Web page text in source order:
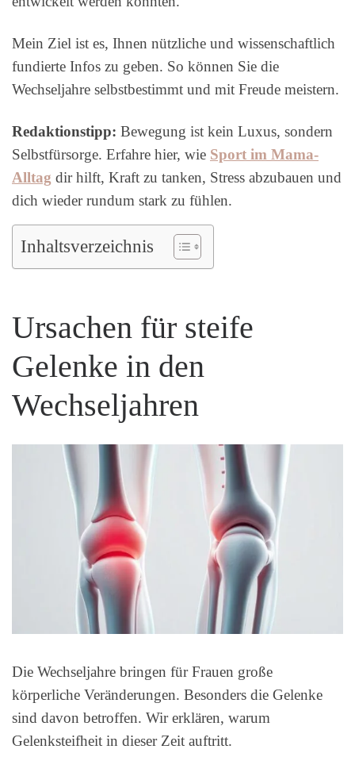
Mein Ziel ist es, Ihnen nützliche und wissenschaftlich
fundierte Infos zu geben. So können Sie die
Wechseljahre selbstbestimmt und mit Freude meistern.
Redaktionstipp: Bewegung ist kein Luxus, sondern
Selbstfürsorge. Erfahre hier, wie Sport im Mama-
Alltag dir hilft, Kraft zu tanken, Stress abzubauen und
dich wieder rundum stark zu fühlen.
Inhaltsverzeichnis
Ursachen für steife
Gelenke in den
Wechseljahren
Die Wechseljahre bringen für Frauen große
körperliche Veränderungen. Besonders die Gelenke
sind davon betroffen. Wir erklären, warum
Gelenksteifheit in dieser Zeit auftritt.